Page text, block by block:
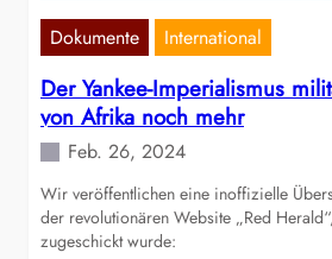
Dokumente International
Der Yankee-Imperialismus
von Afrika noch mehr
Feb. 26, 2024
Wir veröffentlichen eine inoffizielle
der revolutionären Website „Red
zugeschickt wurde: